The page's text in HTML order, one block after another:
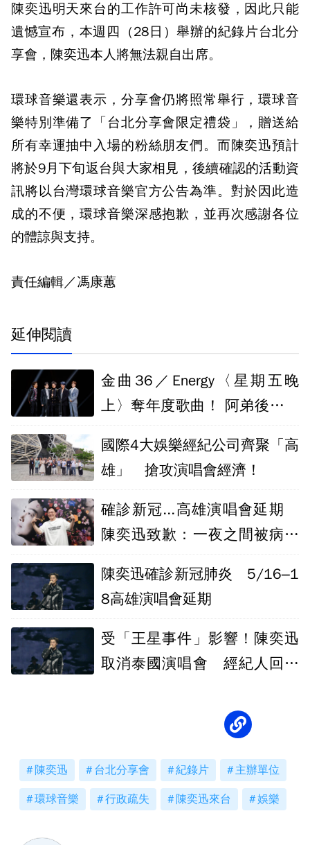
陳奕迅明天來台的工作許可尚未核發，因此只能
遺憾宣布，本週四（28日）舉辦的紀錄片台北分
享會，陳奕迅本人將無法親自出席。
環球音樂還表示，分享會仍將照常舉行，環球音
樂特別準備了「台北分享會限定禮袋」，贈送給
所有幸運抽中入場的粉絲朋友們。而陳奕迅預計
將於9月下旬返台與大家相見，後續確認的活動資
訊將以台灣環球音樂官方公告為準。對於因此造
成的不便，環球音樂深感抱歉，並再次感謝各位
的體諒與支持。
責任編輯／馮康蕙
延伸閱讀
金曲36／Energy〈星期五晚
上〉奪年度歌曲！ 阿弟後台爆
國際4大娛樂經紀公司齊聚「高
雄」 搶攻演唱會經濟！
確診新冠...高雄演唱會延期
陳奕迅致歉：一夜之間被病毒
陳奕迅確診新冠肺炎 5/16–1
8高雄演唱會延期
受「王星事件」影響！陳奕迅
取消泰國演唱會 經紀人回應
陳奕迅 台北分享會 紀錄片 主辦單位
環球音樂 行政疏失 陳奕迅來台 娛樂